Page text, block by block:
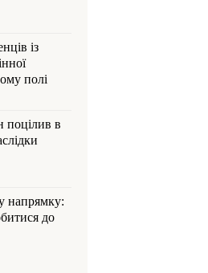
із
полі
поцілив в
напрямку:
до